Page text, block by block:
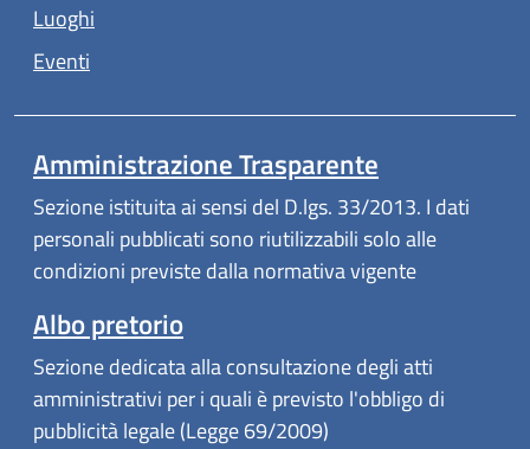
Luoghi
Eventi
Amministrazione Trasparente
Sezione istituita ai sensi del D.lgs. 33/2013. I dati
personali pubblicati sono riutilizzabili solo alle
condizioni previste dalla normativa vigente
Albo pretorio(apre in un'altra scheda).
Sezione dedicata alla consultazione degli atti
amministrativi per i quali è previsto l'obbligo di
pubblicità legale (Legge 69/2009)